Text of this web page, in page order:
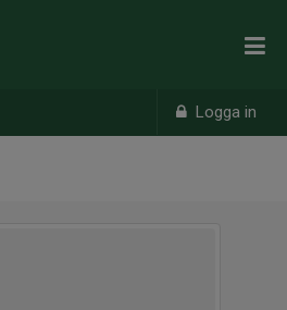
Logga in